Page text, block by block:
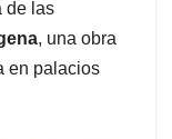
de las
, una obra
en palacios